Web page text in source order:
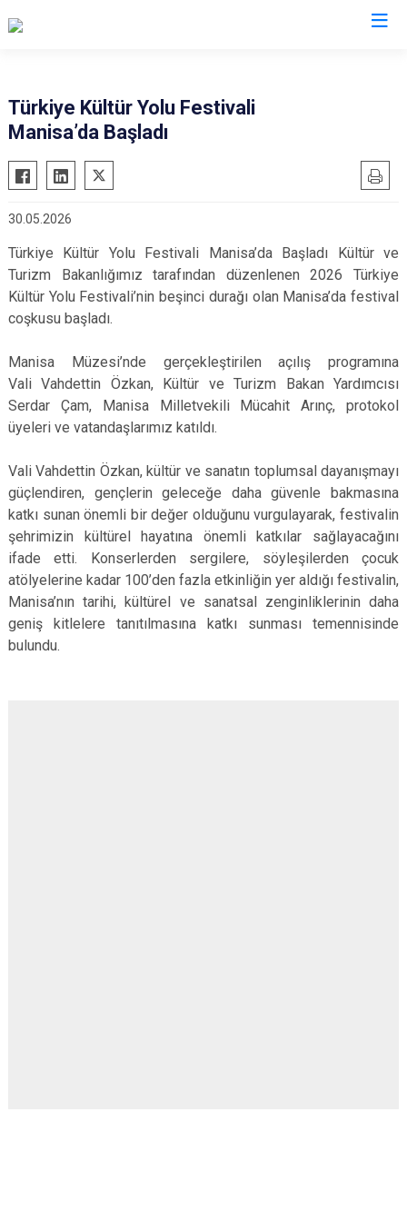
Türkiye Kültür Yolu Festivali
Manisa’da Başladı
30.05.2026
Türkiye Kültür Yolu Festivali Manisa’da Başladı Kültür ve
Turizm Bakanlığımız tarafından düzenlenen 2026 Türkiye
Kültür Yolu Festivali’nin beşinci durağı olan Manisa’da festival
coşkusu başladı.
Manisa Müzesi’nde gerçekleştirilen açılış programına
Vali Vahdettin Özkan, Kültür ve Turizm Bakan Yardımcısı
Serdar Çam, Manisa Milletvekili Mücahit Arınç, protokol
üyeleri ve vatandaşlarımız katıldı.
Vali Vahdettin Özkan, kültür ve sanatın toplumsal dayanışmayı
güçlendiren, gençlerin geleceğe daha güvenle bakmasına
katkı sunan önemli bir değer olduğunu vurgulayarak, festivalin
şehrimizin kültürel hayatına önemli katkılar sağlayacağını
ifade etti. Konserlerden sergilere, söyleşilerden çocuk
atölyelerine kadar 100’den fazla etkinliğin yer aldığı festivalin,
Manisa’nın tarihi, kültürel ve sanatsal zenginliklerinin daha
geniş kitlelere tanıtılmasına katkı sunması temennisinde
bulundu.